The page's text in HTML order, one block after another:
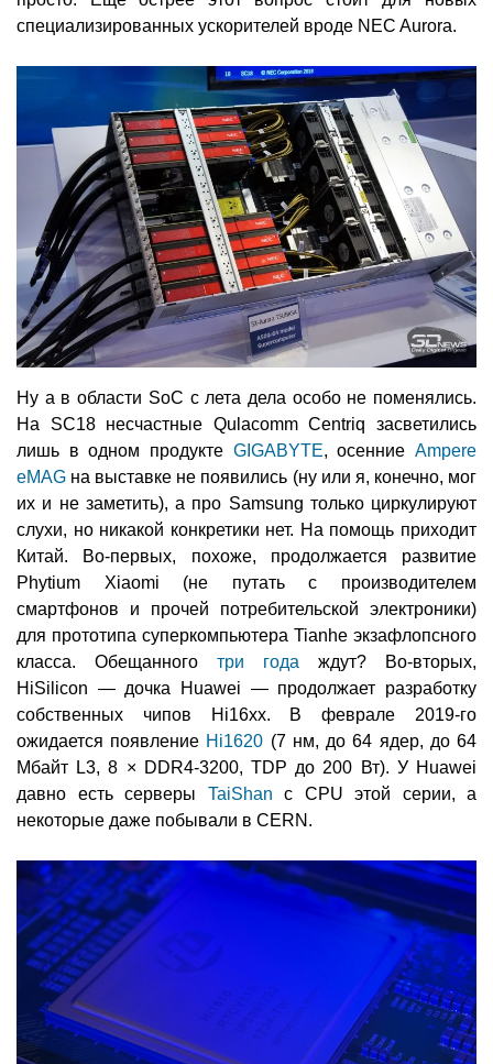
специализированных ускорителей вроде NEC Aurora.
Ну а в области SoC с лета дела особо не поменялись.
На SC18 несчастные Qulacomm Centriq засветились
лишь в одном продукте GIGABYTE, осенниеAmpere
eMAG на выставке не появились (ну или я, конечно, мог
их и не заметить), а про Samsung только циркулируют
слухи, но никакой конкретики нет. На помощь приходит
Китай. Во-первых, похоже, продолжается развитие
Phytium Xiaomi (не путать с производителем
смартфонов и прочей потребительской электроники)
для прототипа суперкомпьютера Tianhe экзафлопсного
класса. Обещанного три года ждут? Во-вторых,
HiSilicon — дочка Huawei — продолжает разработку
собственных чипов Hi16xx. В феврале 2019-го
ожидается появление Hi1620 (7 нм, до 64 ядер, до 64
Мбайт L3, 8 × DDR4-3200, TDP до 200 Вт). У Huawei
давно есть серверы TaiShan с CPU этой серии, а
некоторые даже побывали в CERN.